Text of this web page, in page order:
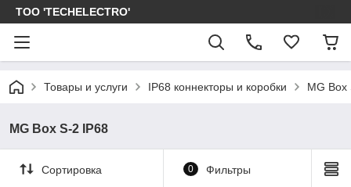
ТОО 'TECHELECTRO'
Товары и услуги IP68 коннекторы и коробки MG Box
MG Box S-2 IP68
Сортировка 0 Фильтры